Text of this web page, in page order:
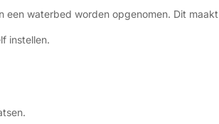
een waterbed worden opgenomen. Dit
instellen.